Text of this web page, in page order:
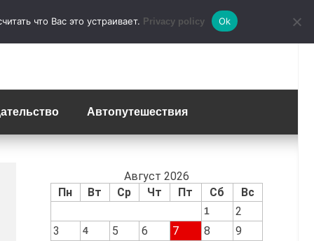
Автопутешествия
Август 2026
Пн
Вт Ср Чт Пт Сб Вс
1
2
3
4 5 6 7 8
9
что Вас это устраивает. Privacy policy Ok